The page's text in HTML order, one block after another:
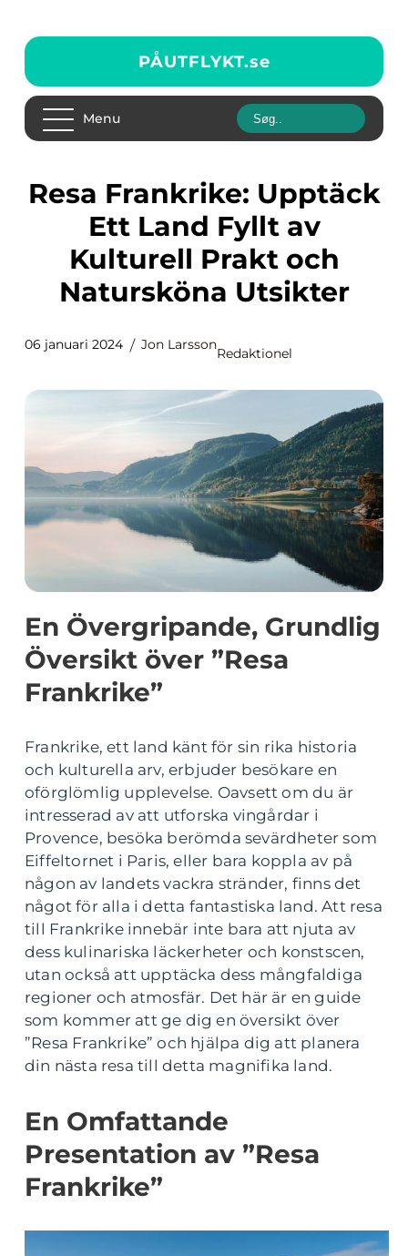
PÅUTFLYKT.se
Menu
Resa Frankrike: Upptäck
Ett Land Fyllt av
Kulturell Prakt och
Natursköna Utsikter
06 januari 2024 Jon Larsson
Redaktionel
En Övergripande, Grundlig
Översikt över ”Resa
Frankrike”
Frankrike, ett land känt för sin rika historia
och kulturella arv, erbjuder besökare en
oförglömlig upplevelse. Oavsett om du är
intresserad av att utforska vingårdar i
Provence, besöka berömda sevärdheter som
Eiffeltornet i Paris, eller bara koppla av på
någon av landets vackra stränder, finns det
något för alla i detta fantastiska land. Att resa
till Frankrike innebär inte bara att njuta av
dess kulinariska läckerheter och konstscen,
utan också att upptäcka dess mångfaldiga
regioner och atmosfär. Det här är en guide
som kommer att ge dig en översikt över
”Resa Frankrike” och hjälpa dig att planera
din nästa resa till detta magnifika land.
En Omfattande
Presentation av ”Resa
Frankrike”